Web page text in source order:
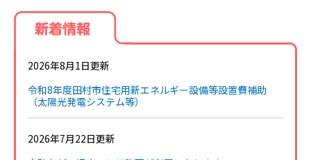
新着情報
2026年8月1日更新
令和8年度田村市住宅用新エネルギー設備等設置費補助
（太陽光発電システム等）
2026年7月22日更新